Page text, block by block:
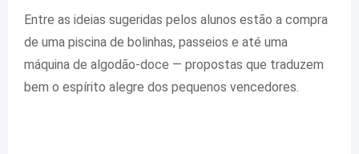
Entre as ideias sugeridas pelos alunos estão a compra
de uma piscina de bolinhas, passeios e até uma
máquina de algodão-doce — propostas que traduzem
bem o espírito alegre dos pequenos vencedores.